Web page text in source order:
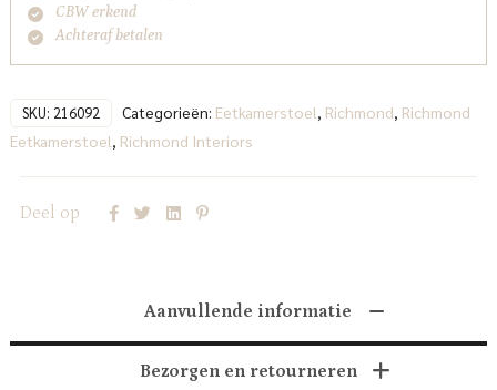
CBW erkend
Achteraf betalen
SKU: 216092 Categorieën: Eetkamerstoel, Richmond, Richmond
Eetkamerstoel, Richmond Interiors
Deel op
Aanvullende informatie
Bezorgen en retourneren